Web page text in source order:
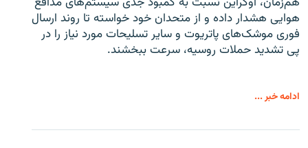
هوایی هشدار داده و از متحدان خود خواسته تا روند ارسال
فوری موشک‌های پاتریوت و سایر تسلیحات مورد نیاز را در
پی تشدید حملات روسیه، سرعت ببخشند.
ادامه خبر ...